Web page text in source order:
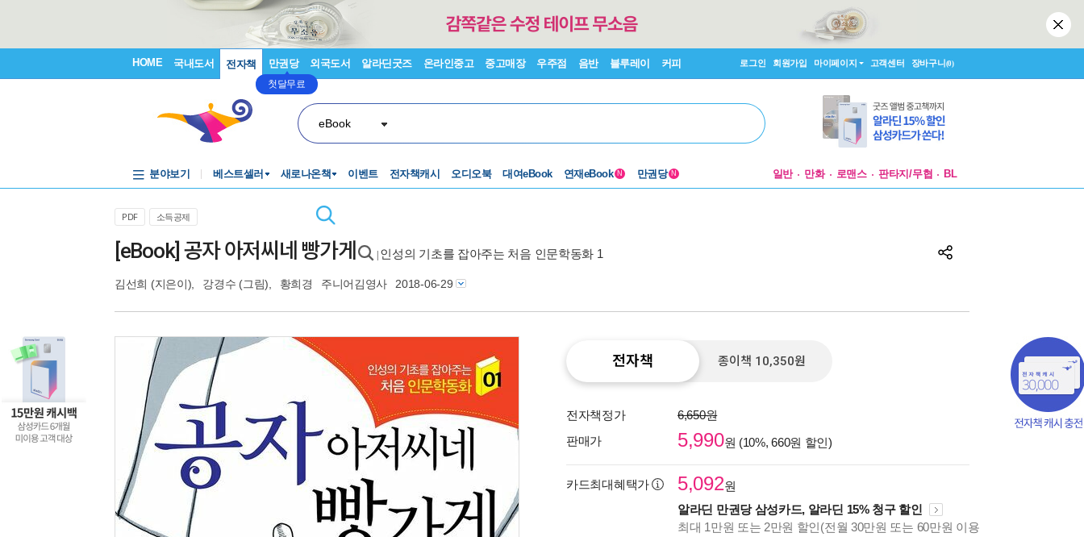
HOME 국내도서 전자책 만권당
첫달무료
외국도서 알라딘굿즈 온라인중고 중고매장 우주점 음반 블루레이 커피 로그인 회원가입 마이페이지 고객센터 장바구니(0)
eBook
분야보기 베스트셀러 새로나온책 이벤트 전자책캐시 오디오북 대여eBook 연재eBook N 만권당 N 일반 만화 로맨스 판타지/무협 BL
PDF 소득공제
[eBook] 공자 아저씨네 빵가게 인성의 기초를 잡아주는 처음 인문학동화 1
김선희 (지은이), 강경수 (그림), 황희경 주니어김영사 2018-06-29
전자책 종이책 10,350원
전자책정가
6,650원
판매가
5,990원 (10%, 660원 할인)
카드최대혜택가 5,092원
알라딘 만권당 삼성카드, 알라딘 15% 청구 할인
최대 1만원 또는 2만원 할인(전월 30만원 또는 60만원 이용